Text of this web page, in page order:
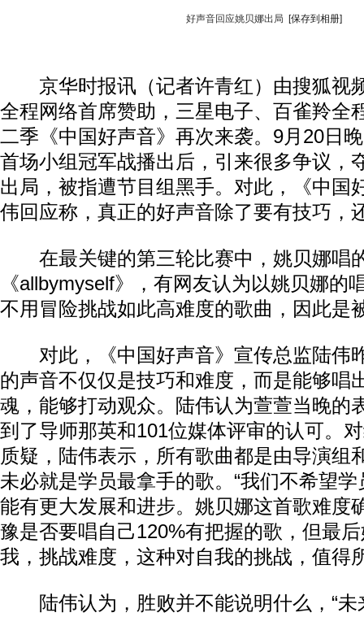
好声音回应姚贝娜出局 [保存到相册]
京华时报讯（记者许青红）由搜狐视
全程网络首席赞助，三星电子、百雀羚全
二季《中国好声音》再次来袭。9月20日
首场小组冠军战播出后，引来很多争议，
出局，被指遭节目组黑手。对此，《中国
伟回应称，真正的好声音除了要有技巧，
在最关键的第三轮比赛中，姚贝娜唱
《allbymyself》，有网友认为以姚贝娜的
不用冒险挑战如此高难度的歌曲，因此是
对此，《中国好声音》宣传总监陆伟
的声音不仅仅是技巧和难度，而是能够唱
魂，能够打动观众。陆伟认为萱萱当晚的
到了导师那英和101位媒体评审的认可。
质疑，陆伟表示，所有歌曲都是由导演组
未必就是学员最拿手的歌。“我们不希望
能有更大发展和进步。姚贝娜这首歌难度
豫是否要唱自己120%有把握的歌，但最
我，挑战难度，这种对自我的挑战，值得
陆伟认为，胜败并不能说明什么，“未